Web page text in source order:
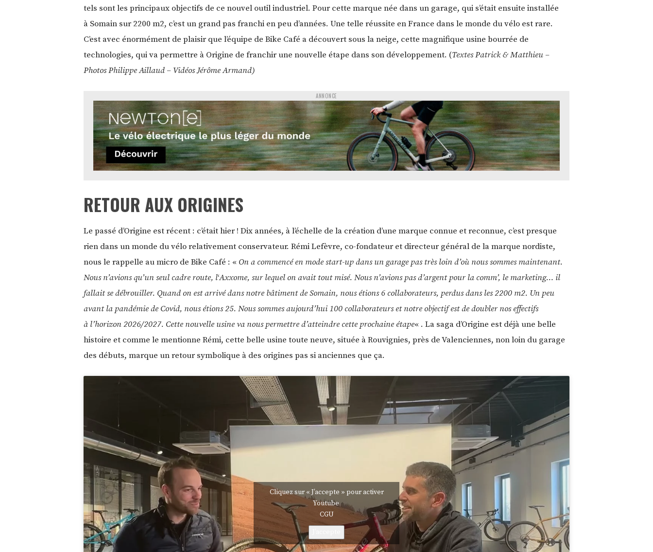
tels sont les principaux objectifs de ce nouvel outil industriel. Pour cette marque née dans un garage, qui s’était ensuite installée
à Somain sur 2200 m2, c’est un grand pas franchi en peu d’années. Une telle réussite en France dans le monde du vélo est rare.
C’est avec énormément de plaisir que l’équipe de Bike Café a découvert sous la neige, cette magnifique usine bourrée de
technologies, qui va permettre à Origine de franchir une nouvelle étape dans son développement. (Textes Patrick & Matthieu –
Photos Philippe Aillaud – Vidéos Jérôme Armand)
ANNONCE
RETOUR AUX ORIGINES
Le passé d’Origine est récent : c’était hier ! Dix années, à l’échelle de la création d’une marque connue et reconnue, c’est presque
rien dans un monde du vélo relativement conservateur. Rémi Lefèvre, co-fondateur et directeur général de la marque nordiste,
nous le rappelle au micro de Bike Café : « On a commencé en mode start-up dans un garage pas très loin d’où nous sommes maintenant.
Nous n’avions qu’un seul cadre route, l‘Axxome, sur lequel on avait tout misé. Nous n’avions pas d’argent pour la comm’, le marketing… il
fallait se débrouiller. Quand on est arrivé dans notre bâtiment de Somain, nous étions 6 collaborateurs, perdus dans les 2200 m2. Un peu
avant la pandémie de Covid, nous étions 25. Nous sommes aujourd’hui 100 collaborateurs et notre objectif est de doubler nos effectifs
à l’horizon 2026/2027. Cette nouvelle usine va nous permettre d’atteindre cette prochaine étape« . La saga d’Origine est déjà une belle
histoire et comme le mentionne Rémi, cette belle usine toute neuve, située à Rouvignies, près de Valenciennes, non loin du garage
des débuts, marque un retour symbolique à des origines pas si anciennes que ça.
Cliquez sur « J’accepte » pour activer
Youtube
CGU